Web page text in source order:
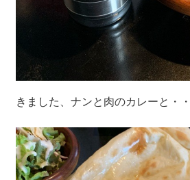
きました、ナンと肉のカレーと・